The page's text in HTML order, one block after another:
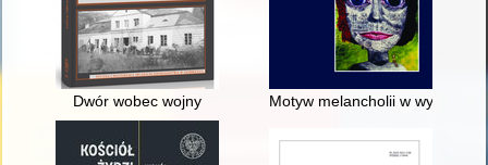
Dwór wobec wojny Motyw melancholii w